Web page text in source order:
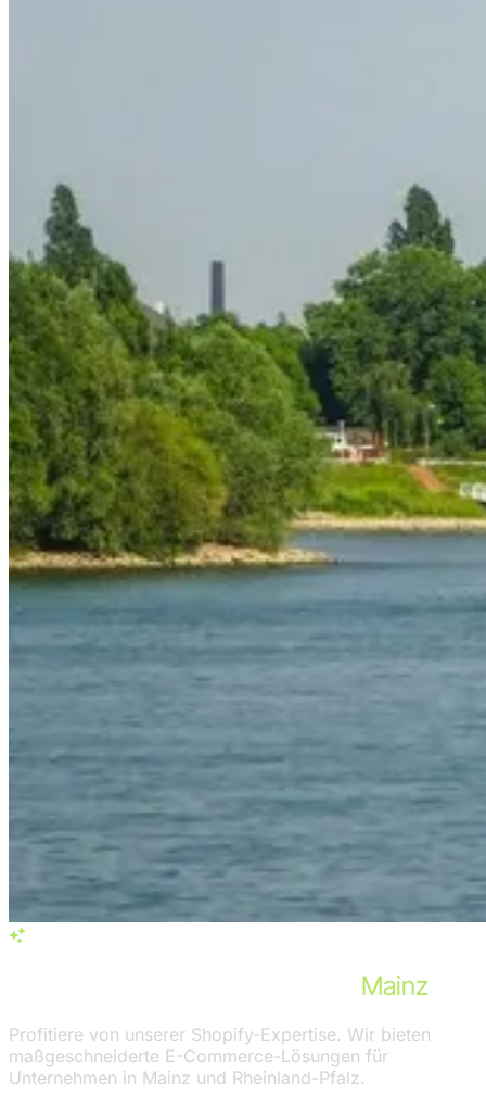
Mainz
Profitiere von unserer Shopify-Expertise. Wir bieten
maßgeschneiderte E-Commerce-Lösungen für
Unternehmen in Mainz und Rheinland-Pfalz.